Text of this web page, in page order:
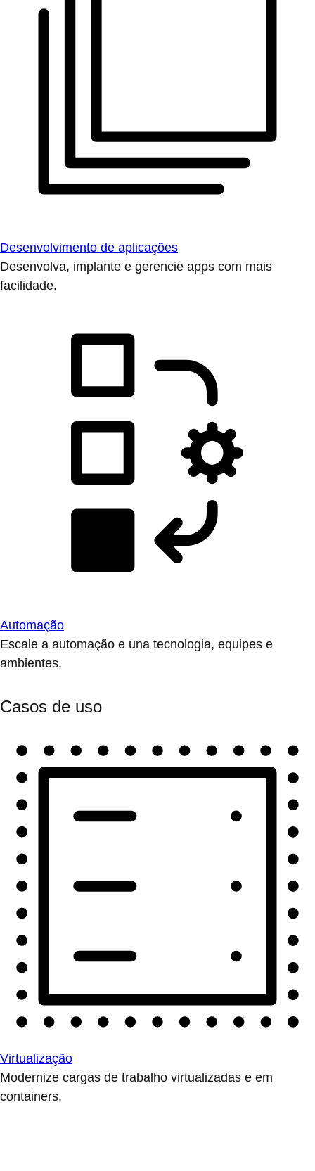
Desenvolvimento de aplicações
Desenvolva, implante e gerencie apps com mais
facilidade.
Automação
Escale a automação e una tecnologia, equipes e
ambientes.
Casos de uso
Virtualização
Modernize cargas de trabalho virtualizadas e em
containers.